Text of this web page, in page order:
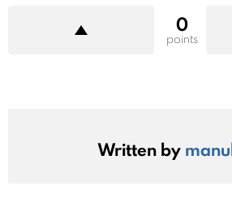
0
points
Written by